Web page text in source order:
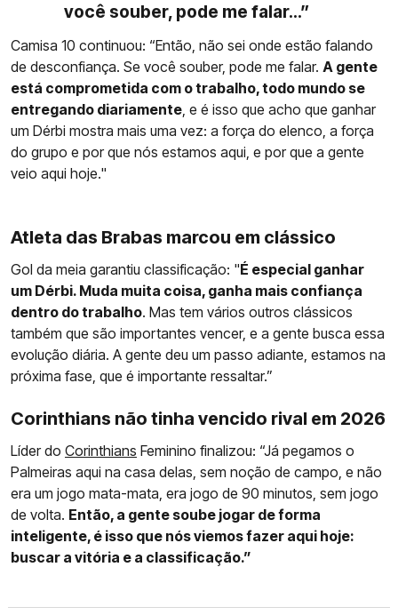
você souber, pode me falar...”
Camisa 10 continuou: “Então, não sei onde estão falando
de desconfiança. Se você souber, pode me falar. A gente
está comprometida com o trabalho, todo mundo se
entregando diariamente, e é isso que acho que ganhar
um Dérbi mostra mais uma vez: a força do elenco, a força
do grupo e por que nós estamos aqui, e por que a gente
veio aqui hoje."
Atleta das Brabas marcou em clássico
Gol da meia garantiu classificação: "É especial ganhar
um Dérbi. Muda muita coisa, ganha mais confiança
dentro do trabalho. Mas tem vários outros clássicos
também que são importantes vencer, e a gente busca essa
evolução diária. A gente deu um passo adiante, estamos na
próxima fase, que é importante ressaltar.”
Corinthians não tinha vencido rival em 2026
Líder do Corinthians Feminino finalizou: “Já pegamos o
Palmeiras aqui na casa delas, sem noção de campo, e não
era um jogo mata-mata, era jogo de 90 minutos, sem jogo
de volta. Então, a gente soube jogar de forma
inteligente, é isso que nós viemos fazer aqui hoje:
buscar a vitória e a classificação.”